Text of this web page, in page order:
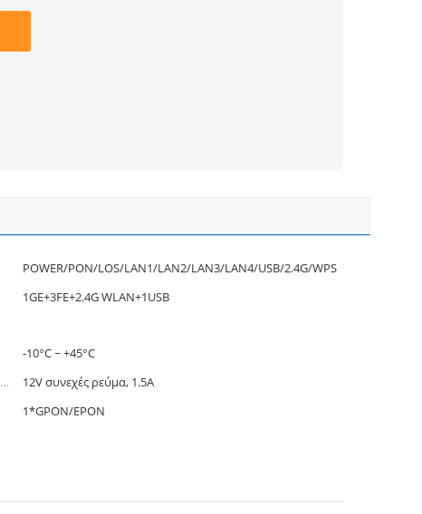
POWER/PON/LOS/LAN1/LAN2/LAN3/LAN4/USB/2.4G/WPS
1GE+3FE+2.4G WLAN+1USB
-10°C ~ +45°C
12V συνεχές ρεύμα, 1.5A
1*GPON/EPON